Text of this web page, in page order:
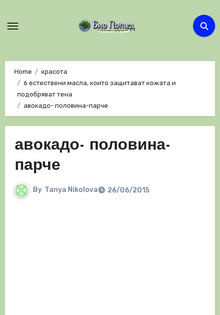
Home
красота
6 естествени масла, които защитават кожата и
подобряват тена
авокадо- половина-парче
авокадо- половина-
парче
By Tanya Nikolova 26/06/2015